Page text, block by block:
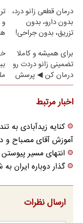
درمان قطعی زانو درد،
بدون دارو، بدون
تزریق، بدون جراحی!
برای همیشه و کاملا
تضمینی زانو دردت رو
درمان کن ◀ پرسش
نامه ▶
اخبار مرتبط
کنایه زیدآبادی به
آموزش آقای مصباح
انتهای مسیر
گذار دوباره ایران
ارسال نظرات